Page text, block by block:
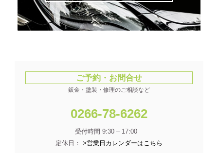
ご予約・お問合せ
鈑金・塗装・修理のご相談など
0266-78-6262
受付時間 9:30 – 17:00
定休日： >営業日カレンダーはこちら